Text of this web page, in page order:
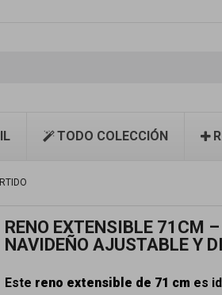
TODO COLECCIÓN
RENO EXTENSIBLE 71CM
NAVIDEÑO AJUSTABLE Y
Este reno extensible de 71 cm es